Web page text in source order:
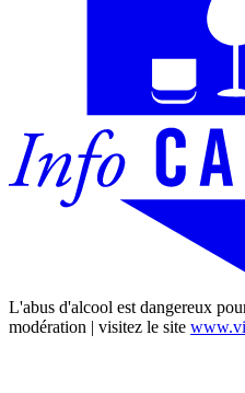
L'abus d'alcool est dangereux
modération | visitez le site